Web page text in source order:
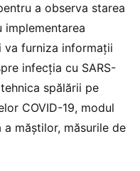
a observa starea
implementarea
va furniza informaţii
infecţia cu SARS-
spălării pe
COVID-19, modul
măştilor, măsurile de